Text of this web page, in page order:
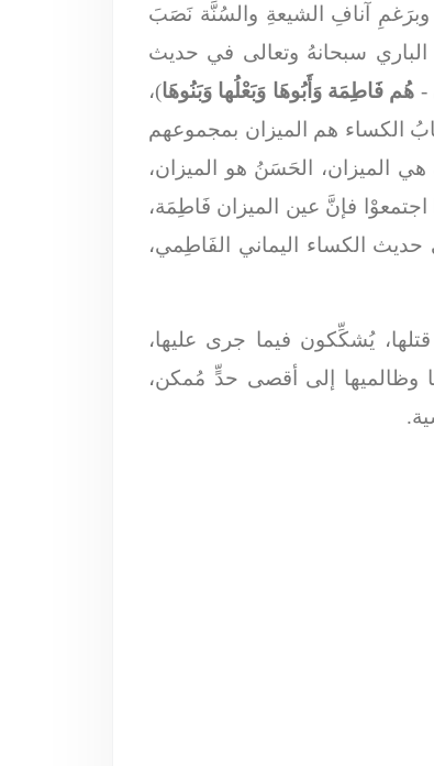
وبرَغمِ آنافِ الشيعةِ والسُنَّة نَصَبَ
سبحانهُ وتعالى في حديث
- هُم فَاطِمَة وَأَبُوهَا وَبَعْلُها وَبَنُوهَا)،
الكساء هم الميزان بمجموعهم
الميزان، الحَسَنُ هو الميزان،
فإنَّ عين الميزان فَاطِمَة،
الكساء اليماني الفَاطِمي،
يُشكِّكون فيما جرى عليها،
وظالميها إلى أقصى حدٍّ مُمكن،